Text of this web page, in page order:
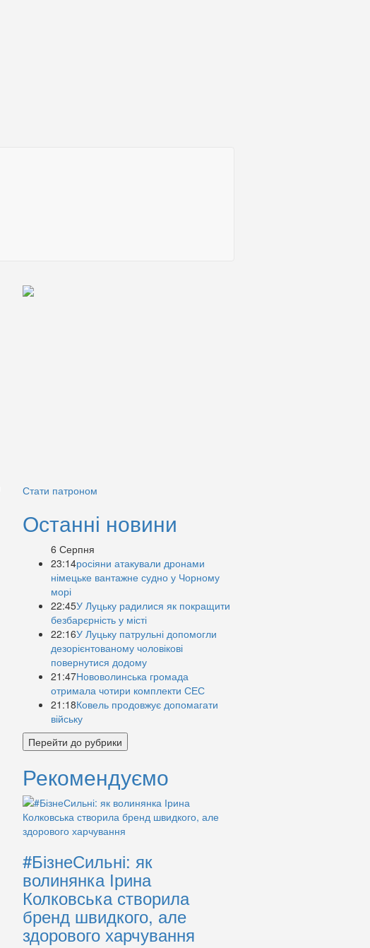
Стати патроном
Останні новини
6 Серпня
23:14росіяни атакували дронами
німецьке вантажне судно у Чорному
морі
22:45У Луцьку радилися як покращити
безбарєрність у місті
22:16У Луцьку патрульні допомогли
дезорієнтованому чоловікові
повернутися додому
21:47Нововолинська громада
отримала чотири комплекти СЕС
21:18Ковель продовжує допомагати
війську
Перейти до рубрики
Рекомендуємо
#БізнеСильні: як
волинянка Ірина
Колковська створила
бренд швидкого, але
здорового харчування